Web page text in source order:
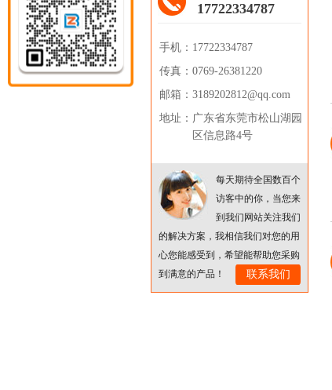
17722334787
手机： 17722334787
传真： 0769-26381220
邮箱： 3189202812@qq.com
地址： 广东省东莞市松山湖园
区信息路4号
每天期待全国数百个
访客中的你，当您来
到我们网站关注我们
的解决方案，我相信我们对您的用
心您能感受到，希望能帮助您采购
到满意的产品！
联系我们